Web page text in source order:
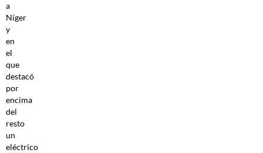
a
Níger
y
en
el
que
destacó
por
encima
del
resto
un
eléctrico